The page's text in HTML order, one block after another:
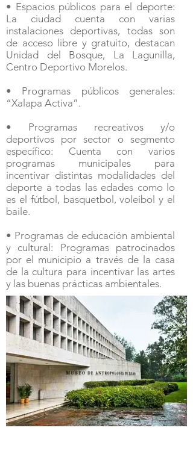
• Espacios públicos para el deporte:
La ciudad cuenta con varias
instalaciones deportivas, todas son
de acceso libre y gratuito, destacan
Unidad del Bosque, La Lagunilla,
Centro Deportivo Morelos.
• Programas públicos generales:
“Xalapa Activa”.
• Programas recreativos y/o
deportivos por sector o segmento
específico: Cuenta con varios
programas municipales para
incentivar distintas modalidades del
deporte a todas las edades como lo
es el fútbol, basquetbol, voleibol y el
baile.
• Programas de educación ambiental
y cultural: Programas patrocinados
por el municipio a través de la casa
de la cultura para incentivar las artes
y las buenas prácticas ambientales.